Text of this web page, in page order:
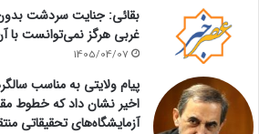
بقائی: جنایت سردشت
غربی هرگز نمی‌توانست با
1405/04/07
پیام ولایتی به مناسب
اخیر نشان داد که خطوط
آزمایشگاه‌های تحقیقاتی